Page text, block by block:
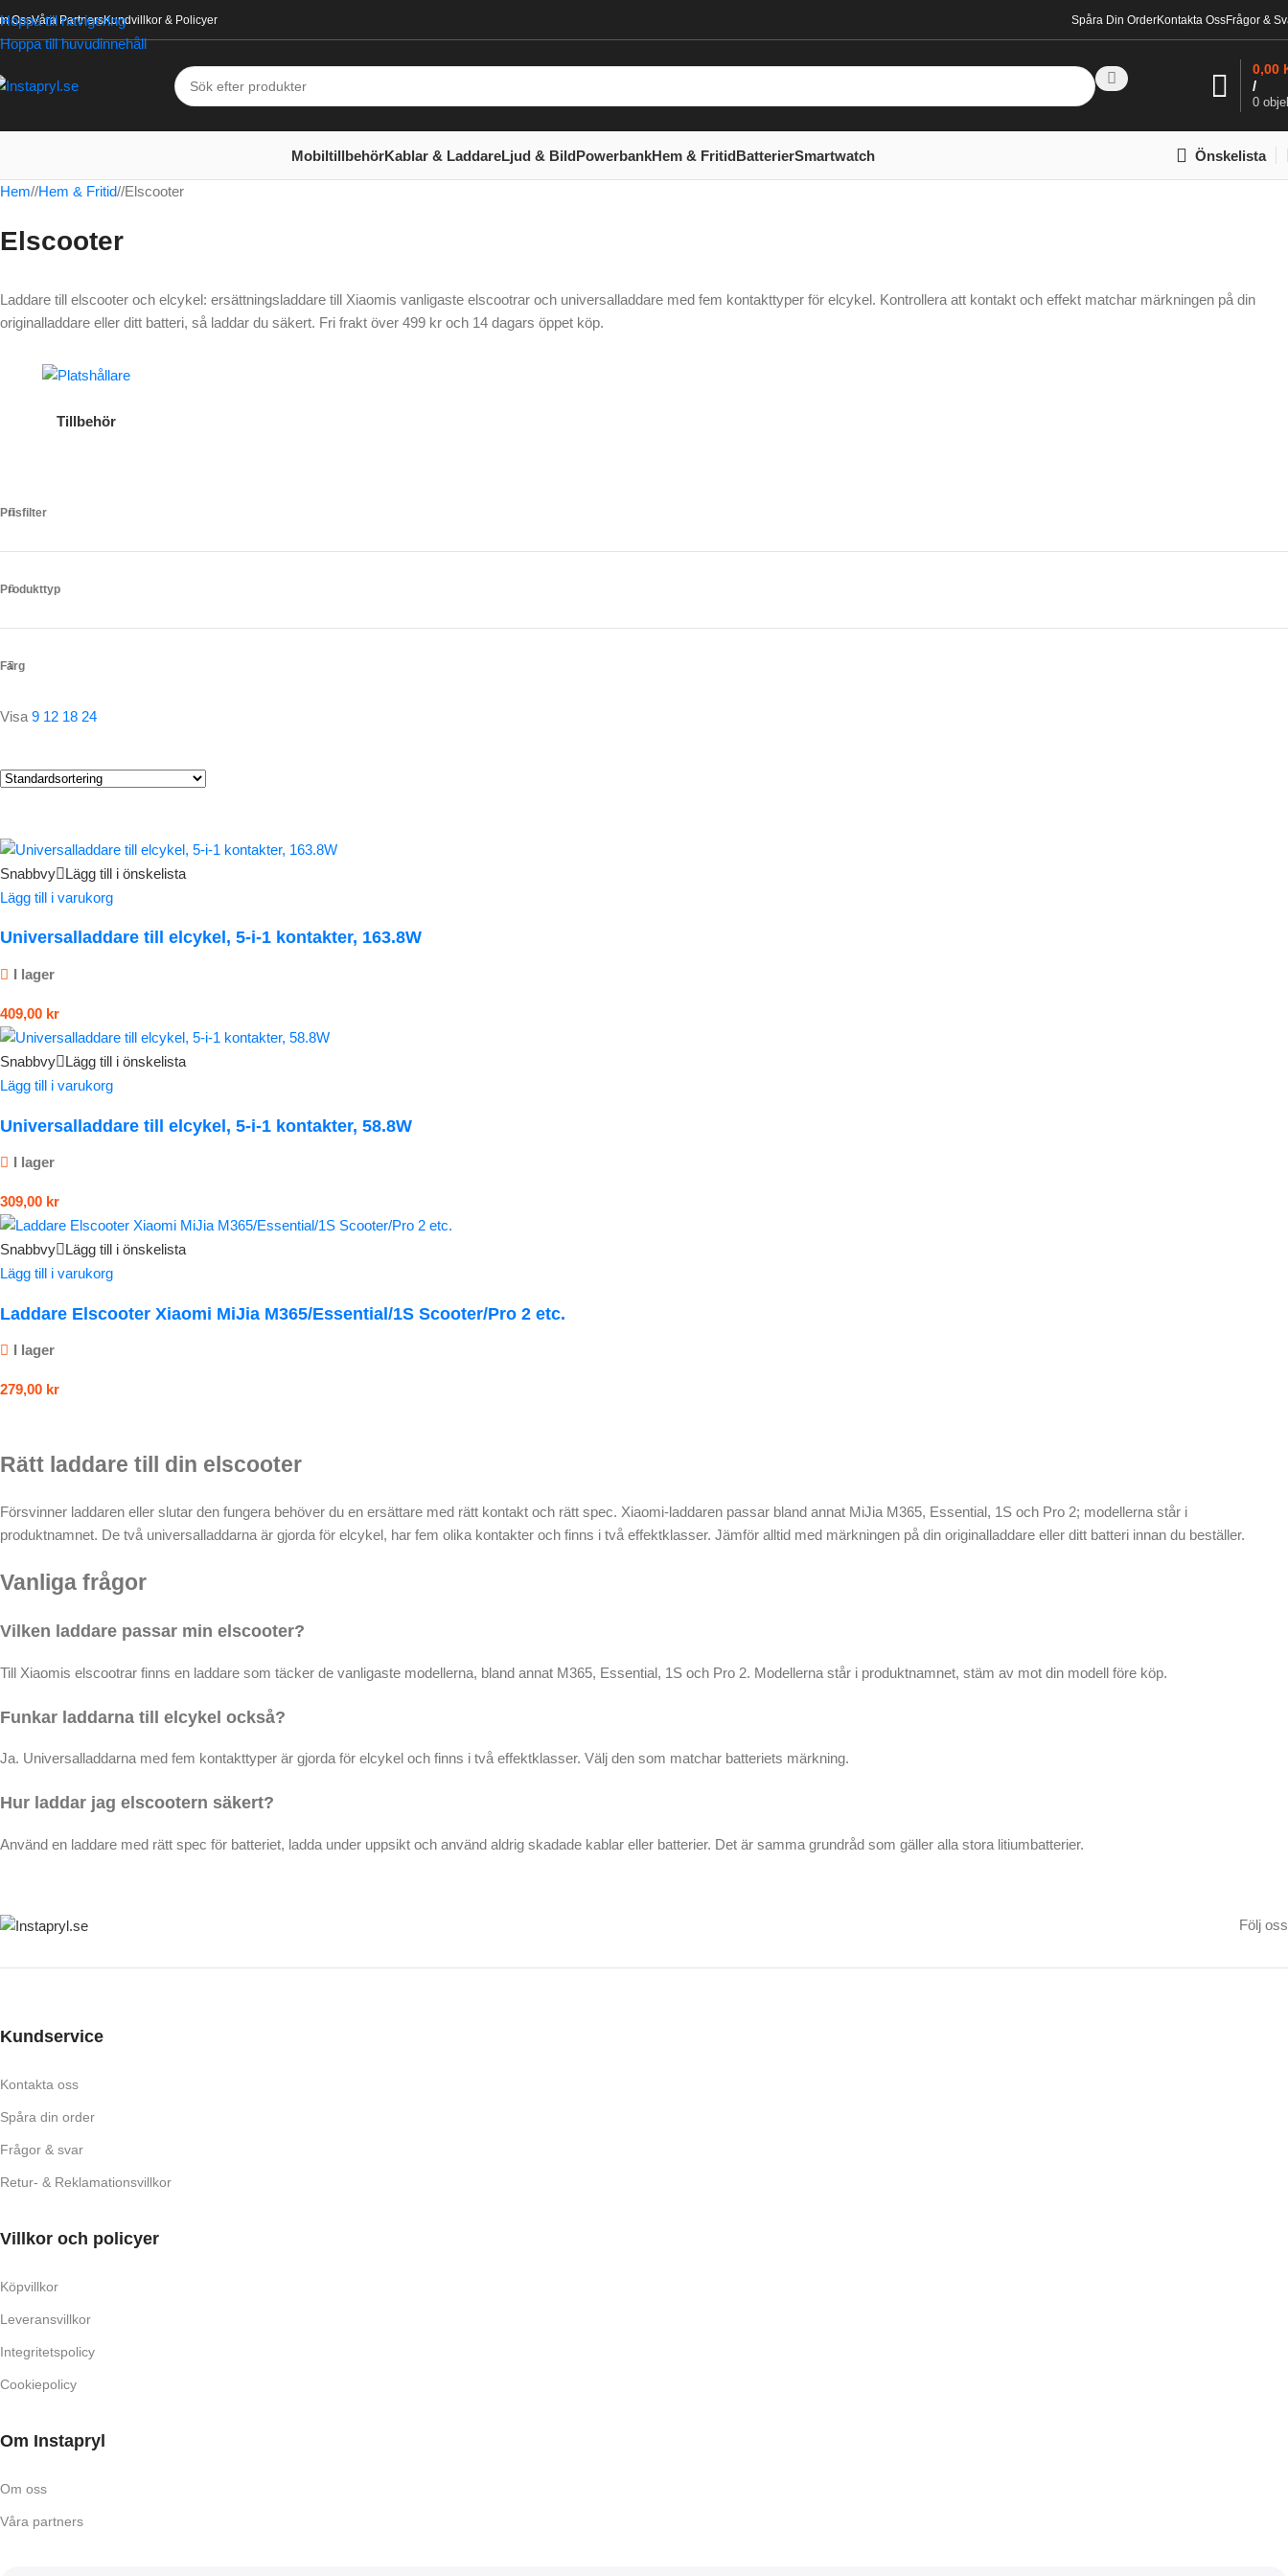
Hoppa till navigering
Hoppa till huvudinnehåll
OssVåra PartnersKundvillkor & Policyer Spåra Din OrderKontakta OssFrågor &
0
/
0,00
MobiltillbehörKablar & LaddareLjud & BildPowerbankHem & FritidBatterierSmartwatch Önskelista
Hem/ Hem & Fritid/ Elscooter
Elscooter
Laddare till elscooter och elcykel: ersättningsladdare till Xiaomis vanligaste elscootrar och universalladdare med fem kontakttyper för elcykel. Kontrollera att kontakt och effekt matchar märkningen på din
originalladdare eller ditt batteri, så laddar du säkert. Fri frakt över 499 kr och 14 dagars öppet köp.
Tillbehör
Prisfilter
Produkttyp
Färg
Visa 9 12 18 24
Snabbvy
Lägg till i önskelista
Lägg till i varukorg
Universalladdare till elcykel, 5-i-1 kontakter, 163.8W
I lager
409,00 kr
Snabbvy
Lägg till i önskelista
Lägg till i varukorg
Universalladdare till elcykel, 5-i-1 kontakter, 58.8W
I lager
309,00 kr
Snabbvy
Lägg till i önskelista
Lägg till i varukorg
Laddare Elscooter Xiaomi MiJia M365/Essential/1S Scooter/Pro 2 etc.
I lager
279,00 kr
Rätt laddare till din elscooter
Försvinner laddaren eller slutar den fungera behöver du en ersättare med rätt kontakt och rätt spec. Xiaomi-laddaren passar bland annat MiJia M365, Essential, 1S och Pro 2; modellerna står i
produktnamnet. De två universalladdarna är gjorda för elcykel, har fem olika kontakter och finns i två effektklasser. Jämför alltid med märkningen på din originalladdare eller ditt batteri innan du beställer.
Vanliga frågor
Vilken laddare passar min elscooter?
Till Xiaomis elscootrar finns en laddare som täcker de vanligaste modellerna, bland annat M365, Essential, 1S och Pro 2. Modellerna står i produktnamnet, stäm av mot din modell före köp.
Funkar laddarna till elcykel också?
Ja. Universalladdarna med fem kontakttyper är gjorda för elcykel och finns i två effektklasser. Välj den som matchar batteriets märkning.
Hur laddar jag elscootern säkert?
Använd en laddare med rätt spec för batteriet, ladda under uppsikt och använd aldrig skadade kablar eller batterier. Det är samma grundråd som gäller alla stora litiumbatterier.
Följ oss
Kundservice
Kontakta oss
Spåra din order
Frågor & svar
Retur- & Reklamationsvillkor
Villkor och policyer
Köpvillkor
Leveransvillkor
Integritetspolicy
Cookiepolicy
Om Instapryl
Om oss
Våra partners